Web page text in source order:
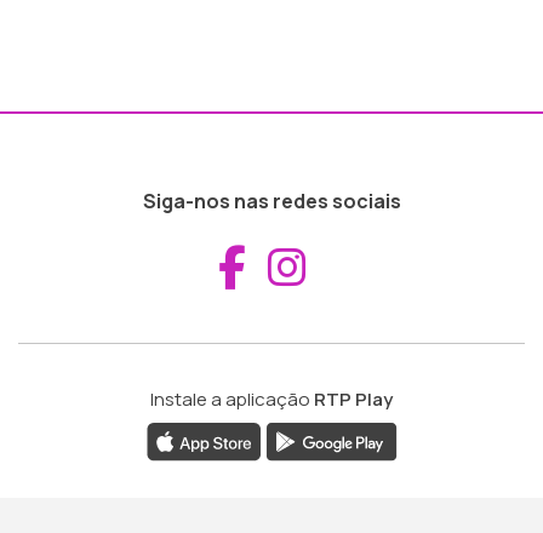
Siga-nos nas redes sociais
Aceder ao
Instale a aplicação RTP Play